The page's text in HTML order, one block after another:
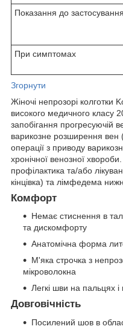
Показання до застосування
При симптомах
Згорнути
Жіночі непрозорі колготки
високого медичного класу
запобігання прогресуючій
варикозне розширення вен
операції з приводу
хронічної венозної
профілактика та/або
кінцівка) та лімфедема
Комфорт
Немає стиснення в
та дискомфорту
Анатомічна форма
М'яка строчка з
мікроволокна
Легкі шви на пальцях і
Довговічність
Посилений шов в